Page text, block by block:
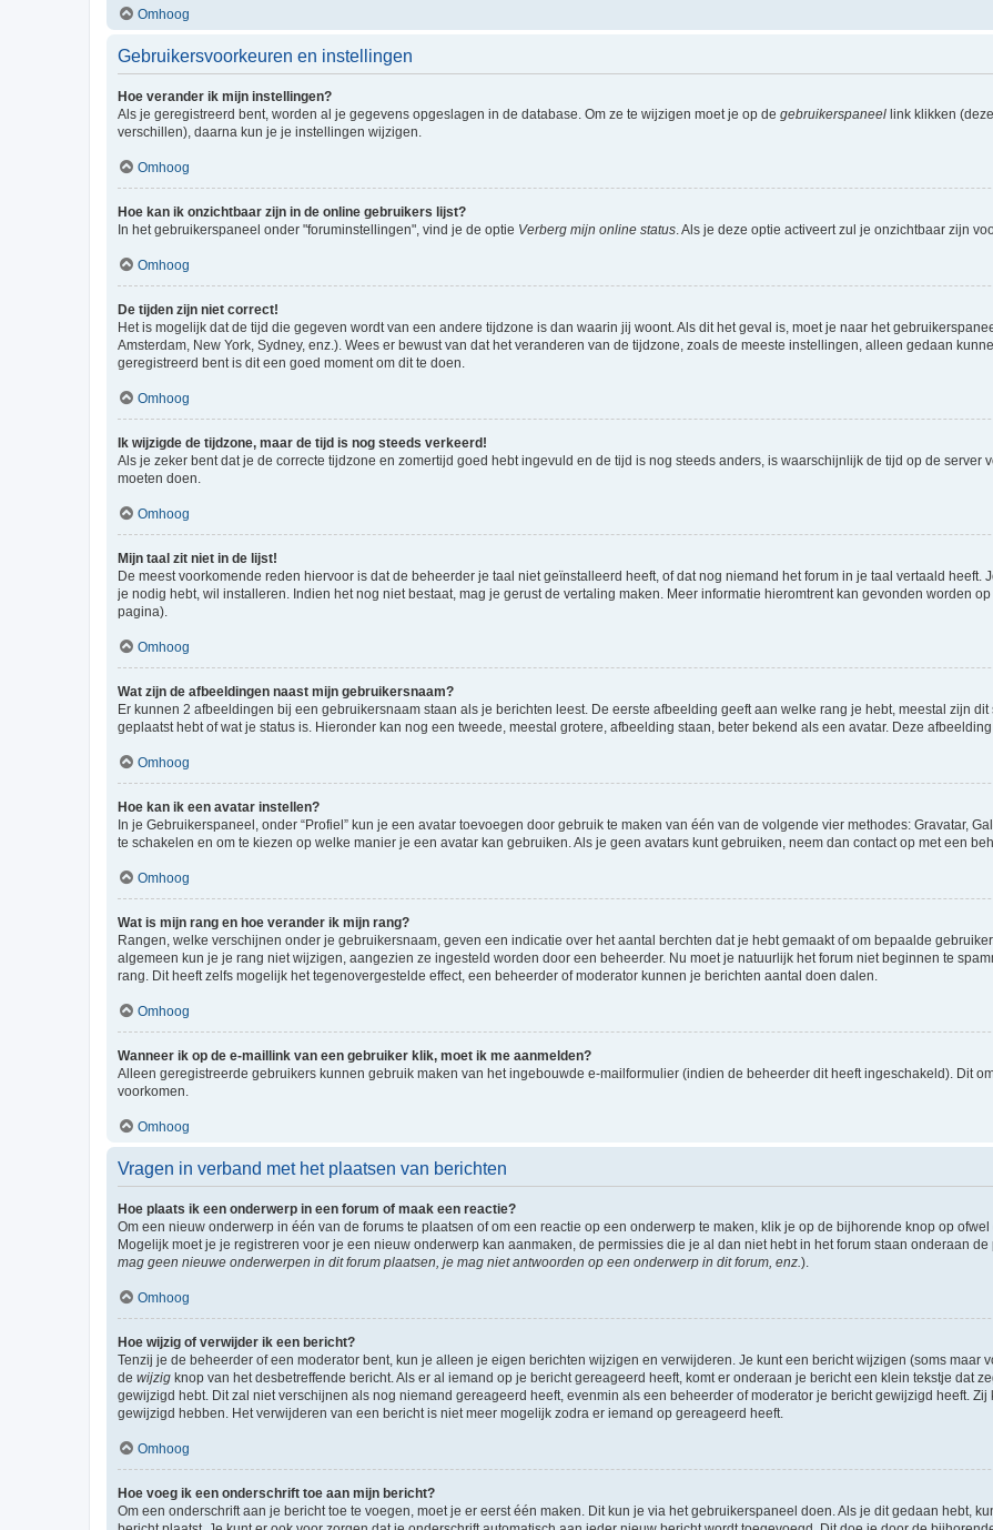
Omhoog
Gebruikersvoorkeuren en instellingen
Hoe verander ik mijn instellingen?
Als je geregistreerd bent, worden al je gegevens opgeslagen in de database. Om ze te wijzigen moet je op de gebruikerspaneel link klikken
verschillen), daarna kun je je instellingen wijzigen.
Omhoog
Hoe kan ik onzichtbaar zijn in de online gebruikers lijst?
In het gebruikerspaneel onder "foruminstellingen", vind je de optie Verberg mijn online status . Als je deze optie activeert zul je onzichtbaar zijn
Omhoog
De tijden zijn niet correct!
Het is mogelijk dat de tijd die gegeven wordt van een andere tijdzone is dan waarin jij woont. Als dit het geval is, moet je naar het
Amsterdam, New York, Sydney, enz.). Wees er bewust van dat het veranderen van de tijdzone, zoals de meeste instellingen, alleen gedaan
geregistreerd bent is dit een goed moment om dit te doen.
Omhoog
Ik wijzigde de tijdzone, maar de tijd is nog steeds verkeerd!
Als je zeker bent dat je de correcte tijdzone en zomertijd goed hebt ingevuld en de tijd is nog steeds anders, is waarschijnlijk de tijd op de
moeten doen.
Omhoog
Mijn taal zit niet in de lijst!
De meest voorkomende reden hiervoor is dat de beheerder je taal niet geïnstalleerd heeft, of dat nog niemand het forum in je taal vertaald
je nodig hebt, wil installeren. Indien het nog niet bestaat, mag je gerust de vertaling maken. Meer informatie hieromtrent kan gevonden worden
pagina).
Omhoog
Wat zijn de afbeeldingen naast mijn gebruikersnaam?
Er kunnen 2 afbeeldingen bij een gebruikersnaam staan als je berichten leest. De eerste afbeelding geeft aan welke rang je hebt, meestal zijn
geplaatst hebt of wat je status is. Hieronder kan nog een tweede, meestal grotere, afbeelding staan, beter bekend als een avatar. Deze
Omhoog
Hoe kan ik een avatar instellen?
In je Gebruikerspaneel, onder “Profiel” kun je een avatar toevoegen door gebruik te maken van één van de volgende vier methodes: Gravatar,
te schakelen en om te kiezen op welke manier je een avatar kan gebruiken. Als je geen avatars kunt gebruiken, neem dan contact op met een
Omhoog
Wat is mijn rang en hoe verander ik mijn rang?
Rangen, welke verschijnen onder je gebruikersnaam, geven een indicatie over het aantal berchten dat je hebt gemaakt of om bepaalde
algemeen kun je je rang niet wijzigen, aangezien ze ingesteld worden door een beheerder. Nu moet je natuurlijk het forum niet beginnen te
rang. Dit heeft zelfs mogelijk het tegenovergestelde effect, een beheerder of moderator kunnen je berichten aantal doen dalen.
Omhoog
Wanneer ik op de e-maillink van een gebruiker klik, moet ik me aanmelden?
Alleen geregistreerde gebruikers kunnen gebruik maken van het ingebouwde e-mailformulier (indien de beheerder dit heeft ingeschakeld). Dit
voorkomen.
Omhoog
Vragen in verband met het plaatsen van berichten
Hoe plaats ik een onderwerp in een forum of maak een reactie?
Om een nieuw onderwerp in één van de forums te plaatsen of om een reactie op een onderwerp te maken, klik je op de bijhorende knop op
Mogelijk moet je je registreren voor je een nieuw onderwerp kan aanmaken, de permissies die je al dan niet hebt in het forum staan onderaan
mag geen nieuwe onderwerpen in dit forum plaatsen, je mag niet antwoorden op een onderwerp in dit forum, enz. ).
Omhoog
Hoe wijzig of verwijder ik een bericht?
Tenzij je de beheerder of een moderator bent, kun je alleen je eigen berichten wijzigen en verwijderen. Je kunt een bericht wijzigen (soms maar
de wijzig knop van het desbetreffende bericht. Als er al iemand op je bericht gereageerd heeft, komt er onderaan je bericht een klein tekstje dat
gewijzigd hebt. Dit zal niet verschijnen als nog niemand gereageerd heeft, evenmin als een beheerder of moderator je bericht gewijzigd heeft.
gewijzigd hebben. Het verwijderen van een bericht is niet meer mogelijk zodra er iemand op gereageerd heeft.
Omhoog
Hoe voeg ik een onderschrift toe aan mijn bericht?
Om een onderschrift aan je bericht toe te voegen, moet je er eerst één maken. Dit kun je via het gebruikerspaneel doen. Als je dit gedaan hebt,